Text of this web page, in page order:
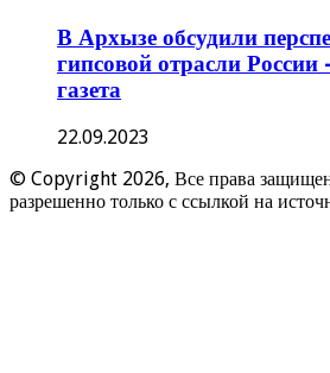
В Архызе обсудили
гипсовой отрасли
газета
22.09.2023
© Copyright 2026, Все права
разрешенно только с ссылкой на